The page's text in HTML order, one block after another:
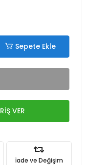
Sepete Ekle
VER
İade ve Değişim